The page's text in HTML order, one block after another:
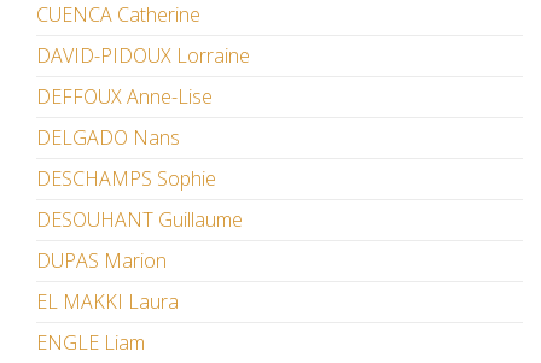
CUENCA Catherine
DAVID-PIDOUX Lorraine
DEFFOUX Anne-Lise
DELGADO Nans
DESCHAMPS Sophie
DESOUHANT Guillaume
DUPAS Marion
EL MAKKI Laura
ENGLE Liam